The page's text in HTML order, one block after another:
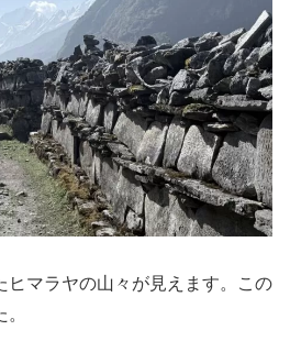
ヒマラヤの山々が見えます。この